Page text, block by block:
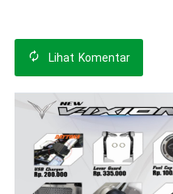
Lihat Komentar